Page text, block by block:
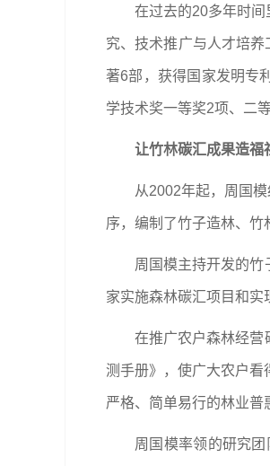
在过去的20多年时
究、技术推广与人才培
著6部，获得国家发明专
学技术奖一等奖2项、二
让竹林碳汇成果造福
从2002年起，周国
序，编制了竹子造林、竹
周国模主持开发的竹
家实施森林碳汇项目和实
在推广农户森林经营
测手册》，使广大农户看
严格、简单易行的林业普
周国模率领的研究